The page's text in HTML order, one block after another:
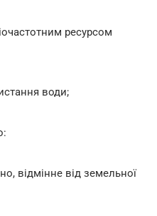
ресурсом
води;
відмінне від земельної